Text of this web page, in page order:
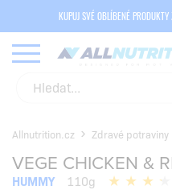
KUPUJ SVÉ OBLÍBENÉ PRODUKTY
Allnutrition.cz Zdravé potraviny
VEGE CHICKEN &
HUMMY 110g